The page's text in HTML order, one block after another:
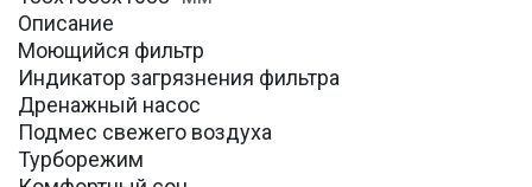
Описание
Моющийся фильтр
Индикатор загрязнения фильтра
Дренажный насос
Подмес свежего воздуха
Турборежим